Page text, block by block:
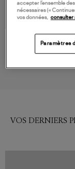
A.P.C.
Ballerines Swan
VOS DERNIERS
accepter l’ensemble
nécessaires («
vos données, consulter
Paramètres